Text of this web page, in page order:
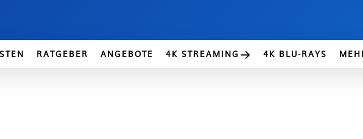
RATGEBER ANGEBOTE 4K STREAMING 4K BLU-RAYS